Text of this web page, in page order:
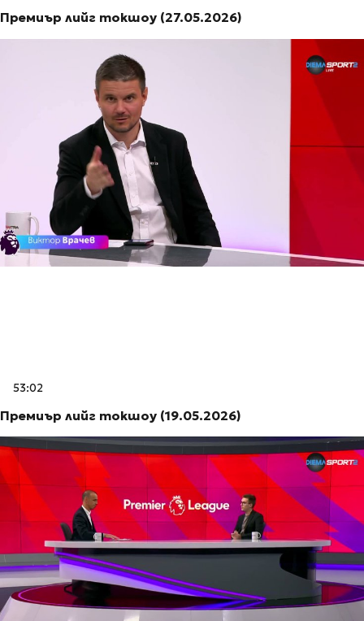
Премиър лийг токшоу (27.05.2026)
53:02
Премиър лийг токшоу (19.05.2026)